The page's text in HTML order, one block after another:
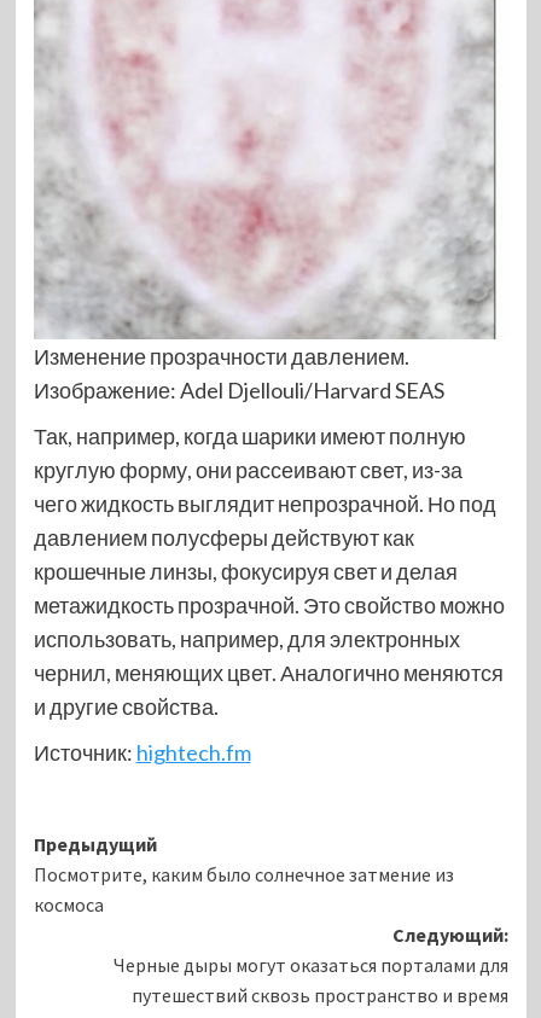
Изменение прозрачности давлением.
Изображение: Adel Djellouli/Harvard SEAS
Так, например, когда шарики имеют полную
круглую форму, они рассеивают свет, из-за
чего жидкость выглядит непрозрачной. Но под
давлением полусферы действуют как
крошечные линзы, фокусируя свет и делая
метажидкость прозрачной. Это свойство можно
использовать, например, для электронных
чернил, меняющих цвет. Аналогично меняются
и другие свойства.
Источник: hightech.fm
Навигация
записи
Предыдущий
Посмотрите, каким было солнечное затмение из
космоса
Следующий:
Черные дыры могут оказаться порталами для
путешествий сквозь пространство и время